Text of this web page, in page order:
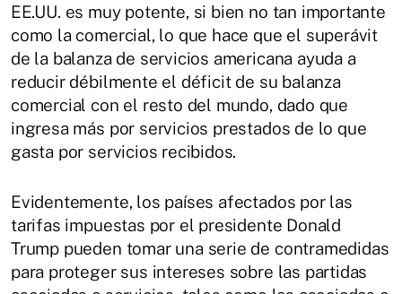
EE.UU. es muy potente, si bien no tan importante
como la comercial, lo que hace que el superávit
de la balanza de servicios americana ayuda a
reducir débilmente el déficit de su balanza
comercial con el resto del mundo, dado que
ingresa más por servicios prestados de lo que
gasta por servicios recibidos.
Evidentemente, los países afectados por las
tarifas impuestas por el presidente Donald
Trump pueden tomar una serie de contramedidas
para proteger sus intereses sobre las partidas